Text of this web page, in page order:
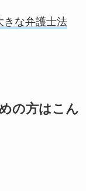
きな弁護士法
の方はこん